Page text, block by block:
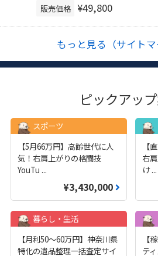
販売価格 ¥49,800
もっと見る（サイトマ
ピックアッ
スポーツ
【5月66万円】高齢世代に人
気！右肩上がりの格闘技
YouTu ...
¥3,430,000
【
右
け...
暮らし・生活
【月利50〜60万円】神奈川県
特化の遺品整理一括査定サイ
【
テ